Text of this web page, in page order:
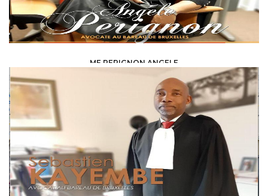
ME PERIGNON ANGELE